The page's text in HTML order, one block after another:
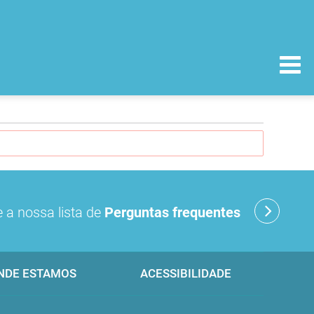
a nossa lista de Perguntas frequentes
ESTAMOS ACESSIBILIDADE